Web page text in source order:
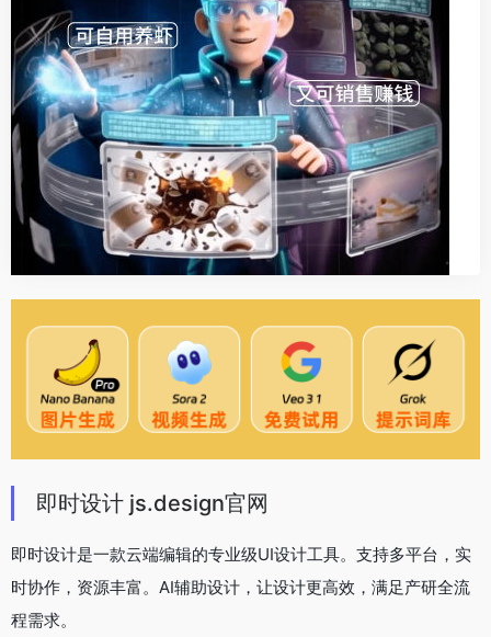
即时设计 js.design官网
即时设计是一款云端编辑的专业级UI设计工具。支持多平台，实
时协作，资源丰富。AI辅助设计，让设计更高效，满足产研全流
程需求。